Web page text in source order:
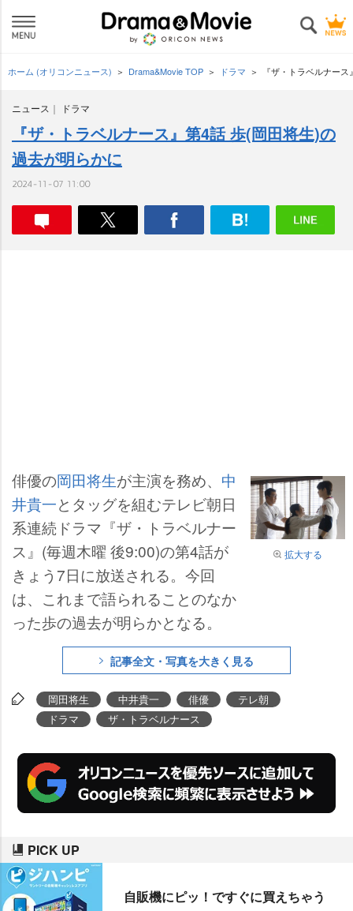
ホーム (オリコンニュース) Drama&Movie TOP ドラマ 『ザ・トラベルナー
ニュース ドラマ
『ザ・トラベルナース』第4話 歩(岡田将生)の
過去が明らかに
2024-11-07 11:00
拡大する
俳優の岡田将生が主演を務め、 中
井貴一とタッグを組むテレビ朝日
系連続ドラマ『ザ・トラベルナー
ス』(毎週木曜 後9:00)の第4話が
きょう7日に放送される。今回
は、これまで語られることのなか
った歩の過去が明らかとなる。
記事全文・写真を大きく見る
岡田将生 中井貴一 俳優
テレ朝
ドラマ
ザ・トラベルナース
PICK UP
自販機にピッ！ですぐに買えちゃう